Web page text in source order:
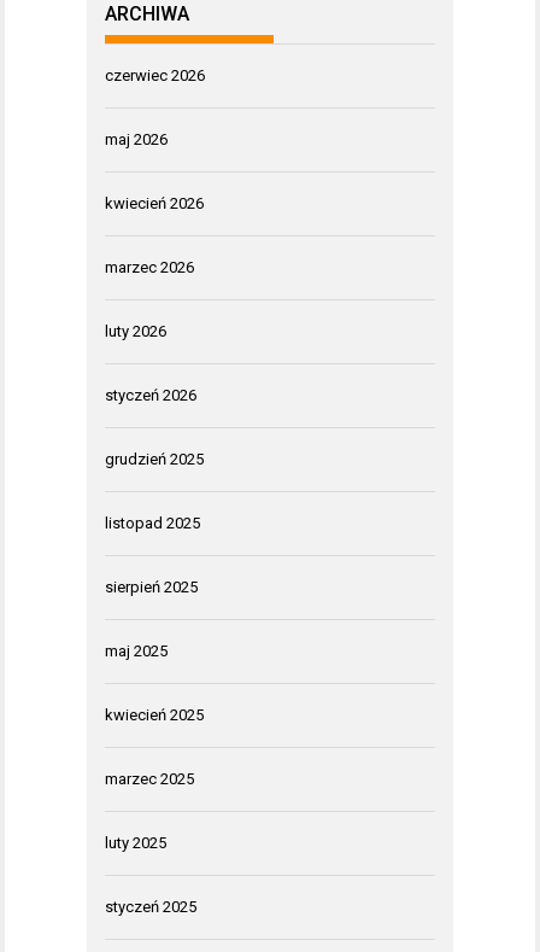
ARCHIWA
czerwiec 2026
maj 2026
kwiecień 2026
marzec 2026
luty 2026
styczeń 2026
grudzień 2025
listopad 2025
sierpień 2025
maj 2025
kwiecień 2025
marzec 2025
luty 2025
styczeń 2025